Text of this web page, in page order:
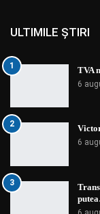
ULTIMILE ȘTIRI
1 TVA
6
2
6
3